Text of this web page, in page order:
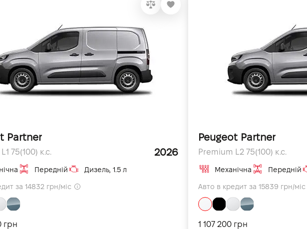
Partner
75(100) к.с. 2026
Передній Дизель, 1.5 л
за 14832 грн/міс
грн
Peugeot Partner
Premium L2 75(100) к.с.
Механічна Передній
Авто в кредит за 15839 грн/міс
1 107 200 грн